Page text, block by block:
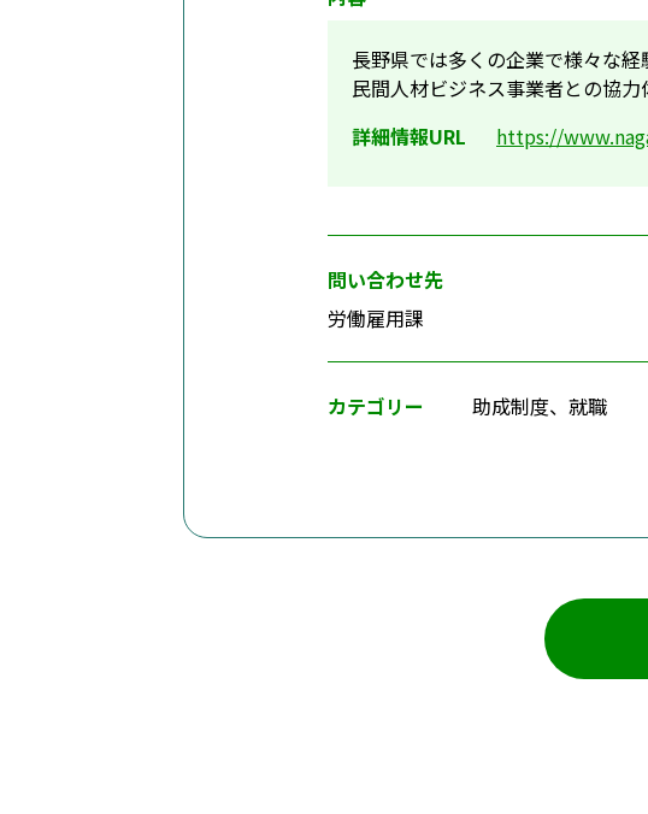
長野県では多くの企業で様々な経
民間人材ビジネス事業者との協
詳細情報URL
https://
問い合わせ先
労働雇用課
カテゴリー
助成制度、就職